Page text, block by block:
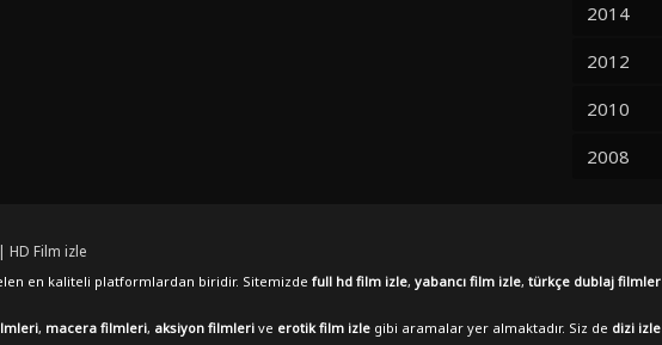
2014
2012
2010
2008
HD Film izle
en kaliteli platformlardan biridir. Sitemizde full hd film izle, yabancı film izle, türkçe dublaj filmler
, macera filmleri, aksiyon filmleri ve erotik film izle gibi aramalar yer almaktadır. Siz de dizi izle